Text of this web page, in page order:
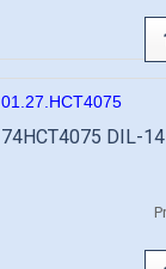
01.27.HCT4075
74HCT4075 DIL-14